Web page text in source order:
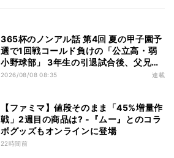
365杯のノンアル話 第4回 夏の甲子園予
選で1回戦コールド負けの「公立高・弱
小野球部」 3年生の引退試合後、父兄
が“現場”で取り出したのは……
2026/08/08 08:35 連載
【ファミマ】値段そのまま「45%増量作
戦」2週目の商品は? -『ムー』とのコラ
ボグッズもオンラインに登場
22時間前